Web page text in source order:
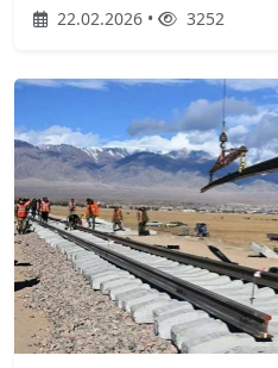
22.02.2026 • 3252